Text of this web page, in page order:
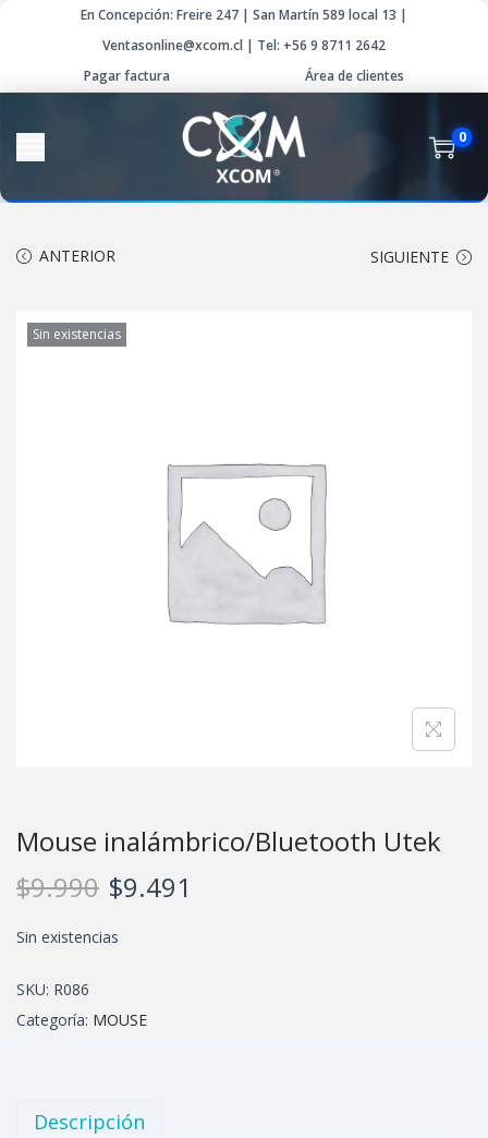
En Concepción: Freire 247 | San Martín 589 local 13 |
Ventasonline@xcom.cl | Tel: +56 9 8711 2642
Pagar factura
Área de clientes
0
ANTERIOR SIGUIENTE
Sin existencias
Mouse inalámbrico/Bluetooth Utek
$9.990 $9.491
Sin existencias
SKU: R086
Categoría: MOUSE
Descripción